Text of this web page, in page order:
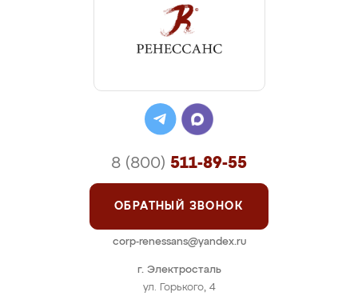
г. Электросталь
ул. Горького, 4
8 (800) 511-89-55
ОБРАТНЫЙ ЗВОНОК
corp-renessans@yandex.ru